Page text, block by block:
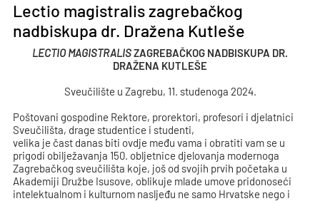
Lectio magistralis zagrebačkog
nadbiskupa dr. Dražena Kutleše
LECTIO MAGISTRALISZAGREBAČKOG NADBISKUPA DR.
DRAŽENA KUTLEŠE
Sveučilište u Zagrebu, 11. studenoga 2024.
Poštovani gospodine Rektore, prorektori, profesori i djelatnici
Sveučilišta, drage studentice i studenti,
velika je čast danas biti ovdje među vama i obratiti vam se u
prigodi obilježavanja 150. obljetnice djelovanja modernoga
Zagrebačkog sveučilišta koje, još od svojih prvih početaka u
Akademiji Družbe Isusove, oblikuje mlade umove pridonoseći
intelektualnom i kulturnom nasljeđu ne samo Hrvatske nego i